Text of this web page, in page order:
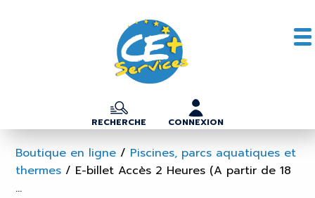
RECHERCHE CONNEXION
Boutique en ligne / Piscines, parcs aquatiques et
thermes / E-billet Accès 2 Heures (A partir de 18
...